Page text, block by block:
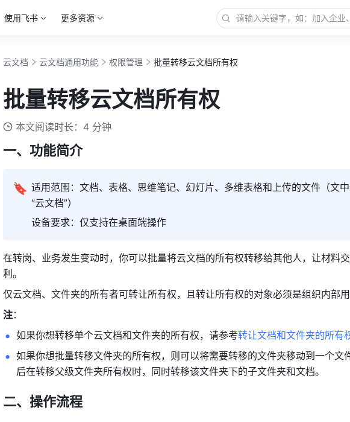
使用飞书 更多资源
云文档 云文档通用功能 权限管理 批量转移云文档所有权
批量转移云文档所有权
本文阅读时长：4 分钟
一、功能简介
🔖 适用范围：文档、表格、思维笔记、幻灯片、多维表格和上传的文件（文中
“云文档”）
设备要求：仅支持在桌面端操作
在转岗、业务发生变动时，你可以批量将云文档的所有权转移给其他人，让材料
利。
仅云文档、文件夹的所有者可转让所有权，且转让所有权的对象必须是组织内部用
注：
如果你想转移单个云文档和文件夹的所有权，请参考转让文档和文件夹的所有
如果你想批量转移文件夹的所有权，则可以将需要转移的文件夹移动到一个文
后在转移父级文件夹所有权时，同时转移该文件夹下的子文件夹和文档。
二、操作流程